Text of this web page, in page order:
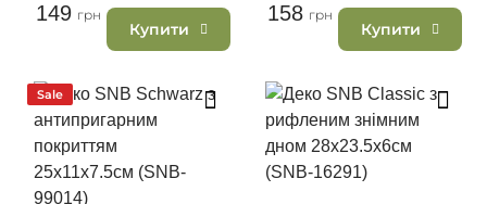
149 грн
Купити
158 грн
Купити
Sale